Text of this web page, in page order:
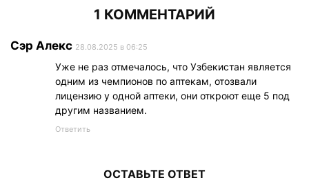
1 КОММЕНТАРИЙ
Сэр Алекс 28.08.2025 в 06:25
Уже не раз отмечалось, что Узбекистан является
одним из чемпионов по аптекам, отозвали
лицензию у одной аптеки, они откроют еще 5 под
другим названием.
Ответить
ОСТАВЬТЕ ОТВЕТ